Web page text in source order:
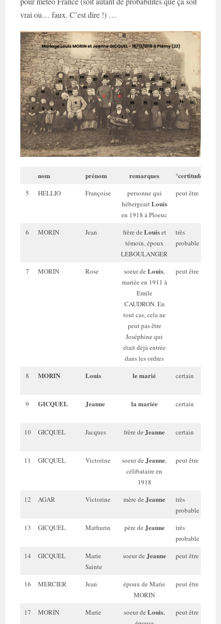
vrai ou… faux. C’est dire !) …
nom prénom remarques °certitude
5 HELLIO Françoise
personne qui
hébergeaitLouis
en 1918 à Ploeuc
peut être
6 MORIN Jean frère de Louiset
témoin, époux
LEBOULANGER
très
probable
7 MORIN Rose soeur deLouis,
mariée en 1911 à
Emile
CAUDRON. En
tout cas, cela ne
peut pas être
Joséphine qui
était déjà entrée
dans les ordres
peut être
8 MORIN Louis le marié certain
9
GICQUEL Jeanne la mariée certain
10
GICQUEL Jacques frère deJeanne certain
11
GICQUEL Victorine soeur deJeanne,
célibataire en
1918
peut être
12 AGAR Victorine mère deJeanne
très
probable
13
GICQUEL Mathurin père de Jeanne
très
probable
14
GICQUEL
Marie
Sainte
soeur de Jeanne peut être
16
MERCIER Jean
époux de Marie
MORIN
peut être
17
MORIN Marie soeur deLouis,
peut être